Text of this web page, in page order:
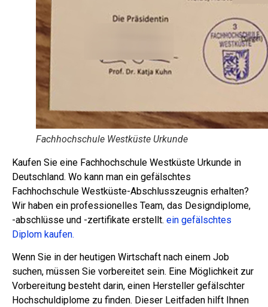
Fachhochschule Westküste Urkunde
Kaufen Sie eine Fachhochschule Westküste Urkunde in
Deutschland. Wo kann man ein gefälschtes
Fachhochschule Westküste-Abschlusszeugnis erhalten?
Wir haben ein professionelles Team, das Designdiplome,
-abschlüsse und -zertifikate erstellt. ein gefälschtes
Diplom kaufen.
Wenn Sie in der heutigen Wirtschaft nach einem Job
suchen, müssen Sie vorbereitet sein. Eine Möglichkeit zur
Vorbereitung besteht darin, einen Hersteller gefälschter
Hochschuldiplome zu finden. Dieser Leitfaden hilft Ihnen